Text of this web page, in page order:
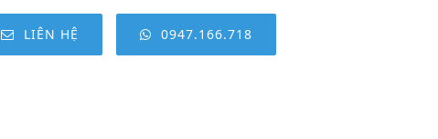
LIÊN HỆ 0947.166.718